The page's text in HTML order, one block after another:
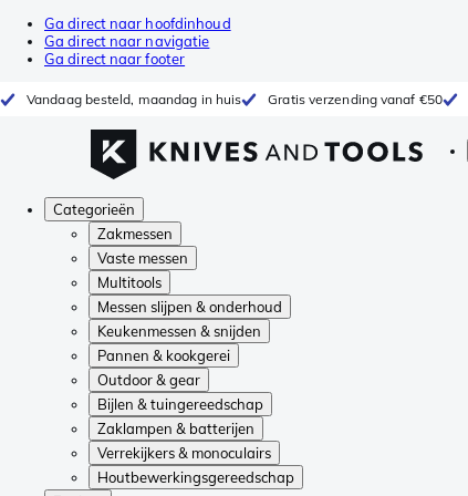
Ga direct naar hoofdinhoud
Ga direct naar navigatie
Ga direct naar footer
Vandaag besteld, maandag in huis Gratis verzending vanaf €50
Categorieën
Zakmessen
Vaste messen
Multitools
Messen slijpen & onderhoud
Keukenmessen & snijden
Pannen & kookgerei
Outdoor & gear
Bijlen & tuingereedschap
Zaklampen & batterijen
Verrekijkers & monoculairs
Houtbewerkingsgereedschap